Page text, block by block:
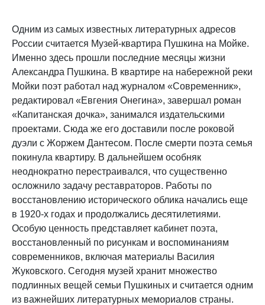
Одним из самых известных литературных адресов
России считается Музей-квартира Пушкина на Мойке.
Именно здесь прошли последние месяцы жизни
Александра Пушкина. В квартире на набережной реки
Мойки поэт работал над журналом «Современник»,
редактировал «Евгения Онегина», завершал роман
«Капитанская дочка», занимался издательскими
проектами. Сюда же его доставили после роковой
дуэли с Жоржем Дантесом. После смерти поэта семья
покинула квартиру. В дальнейшем особняк
неоднократно перестраивался, что существенно
осложнило задачу реставраторов. Работы по
восстановлению исторического облика начались еще
в 1920-х годах и продолжались десятилетиями.
Особую ценность представляет кабинет поэта,
восстановленный по рисункам и воспоминаниям
современников, включая материалы Василия
Жуковского. Сегодня музей хранит множество
подлинных вещей семьи Пушкиных и считается одним
из важнейших литературных мемориалов страны.